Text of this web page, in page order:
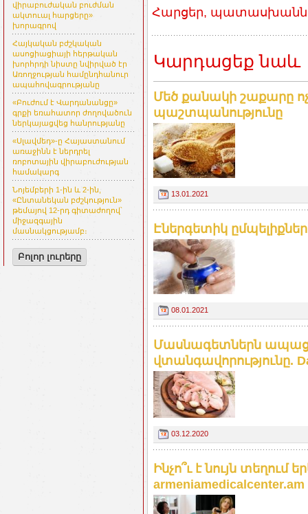
վիրաբուժական բուժման
ակտուալ հարցերը»
խորագրով
Հայկական բժշկական
ասոցիացիայի հերթական
խորհրդի նիստը նվիրված էր
Առողջության համընդհանուր
ապահովագրությանը
«Բուժում է Վարդանանցը»
գրքի եռահատոր ժողովածուն
ներկայացվեց հանրությանը
«Սլավմեդ»-ը Հայաստանում
առաջինն է ներդրել
ռոբոտային վիրաբուժության
համակարգ
Նոյեմբերի 1-ին և 2-ին,
«Ընտանեկան բժշկություն»
թեմայով 12-րդ գիտաժողով՝
միջազգային
մասնակցությամբ։
Բոլոր լուրերը
Հարցեր,
Կարդացեք նաև
Մեծ քանակի շաքարը
պաշտպանությունը
13.01.2021
Էներգետիկ
08.01.2021
Մասնագետներն
վտանգավորությունը.
03.12.2020
Ինչո՞ւ է նույն
armeniamedicalcenter.am